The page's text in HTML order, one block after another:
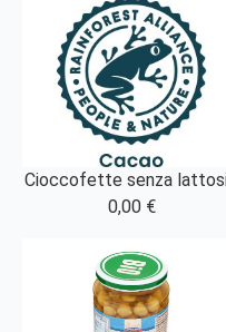
Cioccofette senza
0,00 €